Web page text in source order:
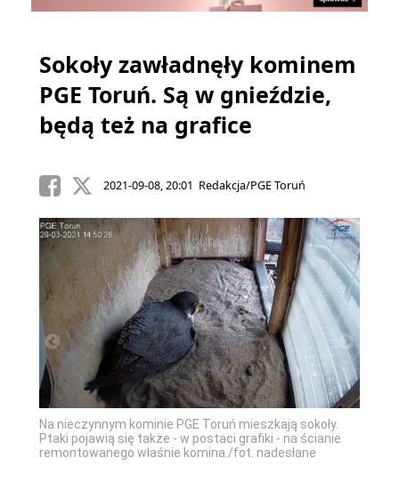
Sokoły zawładnęły kominem
PGE Toruń. Są w gnieździe,
będą też na grafice
2021-09-08, 20:01 Redakcja/PGE Toruń
Na nieczynnym kominie PGE Toruń mieszkają sokoły.
Ptaki pojawią się także - w postaci grafiki - na ścianie
remontowanego właśnie komina./fot. nadesłane